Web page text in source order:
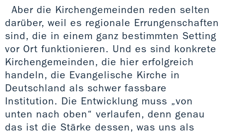
Aber die Kirchengemeinden reden selten
darüber, weil es regionale Errungenschaften
sind, die in einem ganz bestimmten Setting
vor Ort funktionieren. Und es sind konkrete
Kirchengemeinden, die hier erfolgreich
handeln, die Evangelische Kirche in
Deutschland als schwer fassbare
Institution. Die Entwicklung muss „von
unten nach oben“ verlaufen, denn genau
das ist die Stärke dessen, was uns als